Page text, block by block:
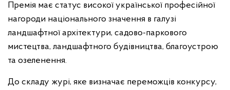
Премія має статус високої української професійної
нагороди національного значення в галузі
ландшафтної архітектури, садово-паркового
мистецтва, ландшафтного будівництва, благоустрою
та озеленення.
До складу журі, яке визначає переможців конкурсу,